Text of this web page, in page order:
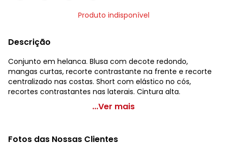
Produto indisponível
Descrição
Conjunto em helanca. Blusa com decote redondo,
mangas curtas, recorte contrastante na frente e recorte
centralizado nas costas. Short com elástico no cós,
recortes contrastantes nas laterais. Cintura alta.
Marguerite - Conjunto Preto e Branco com Recortes
Código do produto: 3506375
...Ver mais
Fotos das Nossas Clientes